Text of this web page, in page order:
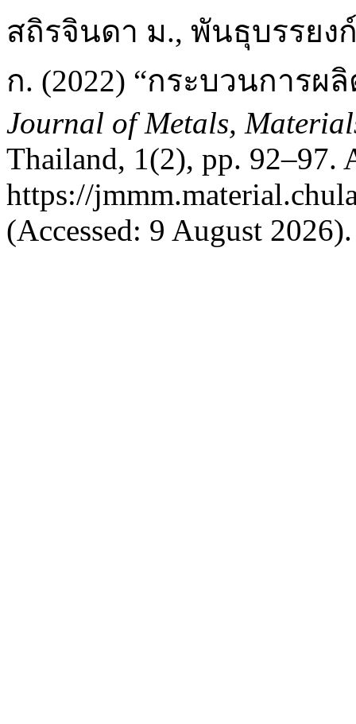
สถิรจินดา ม., พันธุบรรยง
ก. (2022) “กระบวนการผ
Journal of Metals,
Thailand, 1(2), pp. 92–97.
https://
(Accessed: 9 August 2026).